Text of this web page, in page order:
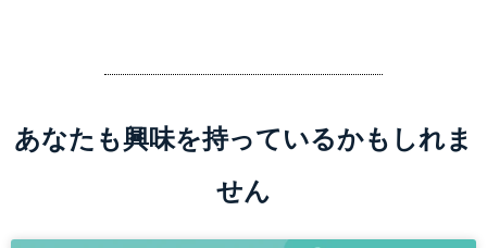
あなたも興味を持っているかもしれま
せん